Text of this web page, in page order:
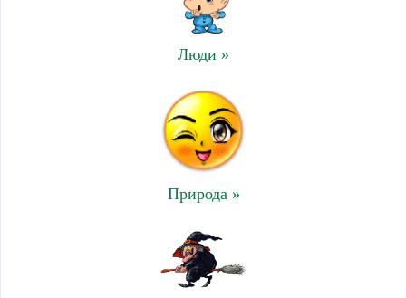
Люди »
Природа »